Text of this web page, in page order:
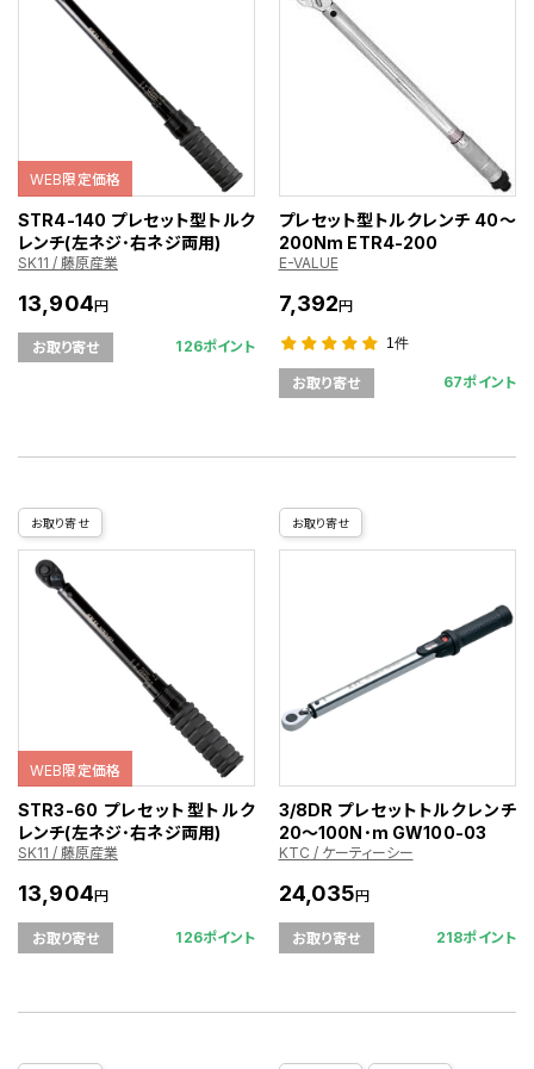
WEB限定価格
STR4-140 プレセット型トルク
レンチ(左ネジ･右ネジ両用)
SK11 / 藤原産業
13,904円
お取り寄せ 126ポイント
プレセット型トルクレンチ 40～
200Nm ETR4-200
E-VALUE
7,392円
1件
お取り寄せ 67ポイント
お取り寄せ
WEB限定価格
STR3-60 プレセット型トルク
レンチ(左ネジ･右ネジ両用)
SK11 / 藤原産業
13,904円
お取り寄せ 126ポイント
お取り寄せ
3/8DR プレセットトルクレンチ
20～100N･m GW100-03
KTC / ケーティーシー
24,035円
お取り寄せ 218ポイント